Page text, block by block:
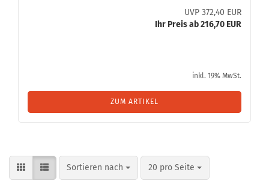
UVP 372,40 EUR
Ihr Preis ab 216,70 EUR
inkl. 19% MwSt.
ZUM ARTIKEL
Sortieren nach
Sortieren nach 20 pro Seite
pro Seite